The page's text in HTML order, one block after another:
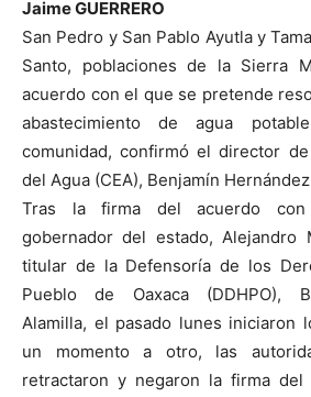
Jaime GUERRERO
San Pedro y San Pablo Ayutla y
Santo, poblaciones de la Sierra
acuerdo con el que se pretende
abastecimiento de agua
comunidad, confirmó el director
del Agua (CEA), Benjamín
Tras la firma del acuerdo
gobernador del estado, Alejandro
titular de la Defensoría de los
Pueblo de Oaxaca (DDHPO),
Alamilla, el pasado lunes iniciaron
un momento a otro, las
retractaron y negaron la firma